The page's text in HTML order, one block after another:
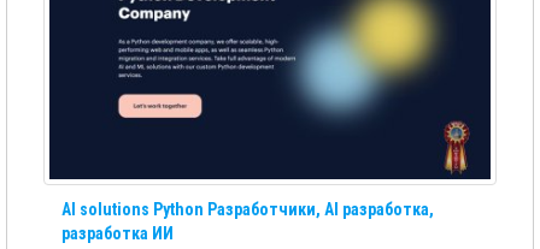
AI solutions Python Разработчики, AI разработка,
разработка ИИ